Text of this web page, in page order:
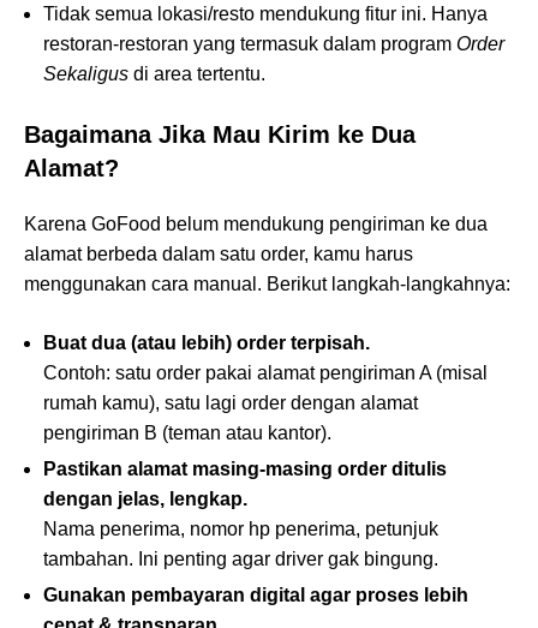
Tidak semua lokasi/resto mendukung fitur ini. Hanya
restoran-restoran yang termasuk dalam program Order
Sekaligus di area tertentu.
Bagaimana Jika Mau Kirim ke Dua
Alamat?
Karena GoFood belum mendukung pengiriman ke dua
alamat berbeda dalam satu order, kamu harus
menggunakan cara manual. Berikut langkah-langkahnya:
Buat dua (atau lebih) order terpisah.
Contoh: satu order pakai alamat pengiriman A (misal
rumah kamu), satu lagi order dengan alamat
pengiriman B (teman atau kantor).
Pastikan alamat masing-masing order ditulis
dengan jelas, lengkap.
Nama penerima, nomor hp penerima, petunjuk
tambahan. Ini penting agar driver gak bingung.
Gunakan pembayaran digital agar proses lebih